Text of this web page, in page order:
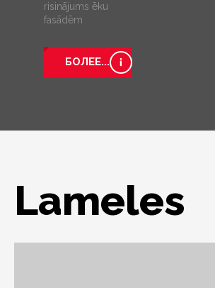
risinājums ēku
fasādēm
БОЛЕЕ...
Lameles